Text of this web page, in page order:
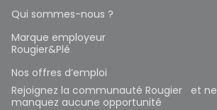
Qui sommes-nous ?
Marque employeur
Rougier&Plé
Nos offres d’emploi
Rejoignez la communauté Rougier et ne
manquez aucune opportunité